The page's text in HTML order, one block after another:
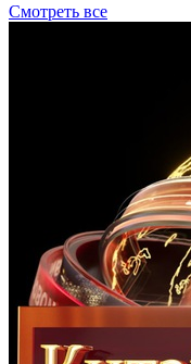
Смотреть все